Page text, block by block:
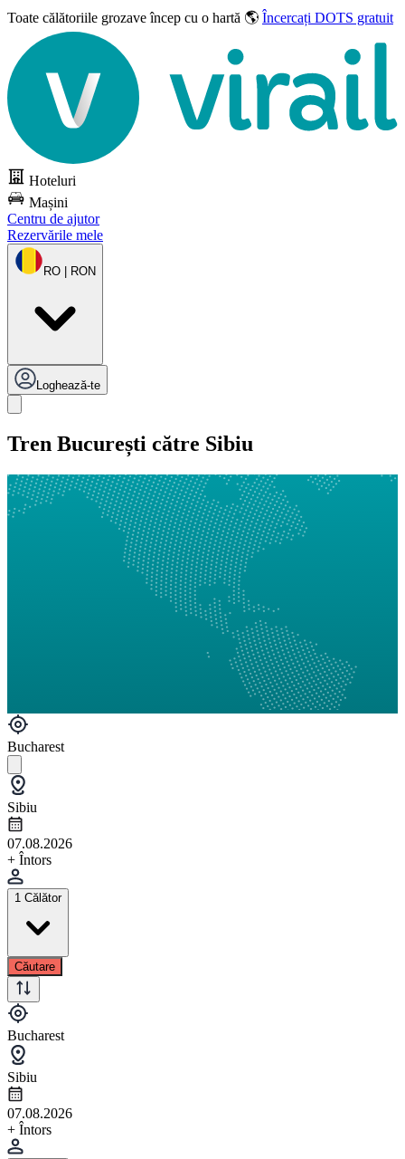
Toate călătoriile grozaveîncep cu o hartă 🌎 Încercați DOTS gratuit
Hoteluri
Mașini
Centru de ajutor
Rezervările mele
RO | RON
Loghează-te
Tren București către Sibiu
Bucharest
Sibiu
07.08.2026
+ Întors
1 Călător
Căutare
Bucharest
Sibiu
07.08.2026
+ Întors